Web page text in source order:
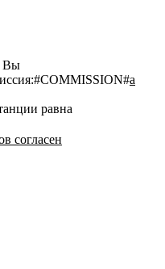
Вы
#COMMISSION#a
равна
согласен